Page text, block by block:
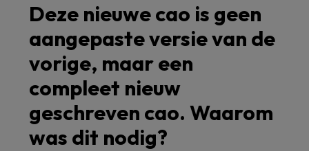
Deze nieuwe cao is geen
aangepaste versie van de
vorige, maar een
compleet nieuw
geschreven cao. Waarom
was dit nodig?